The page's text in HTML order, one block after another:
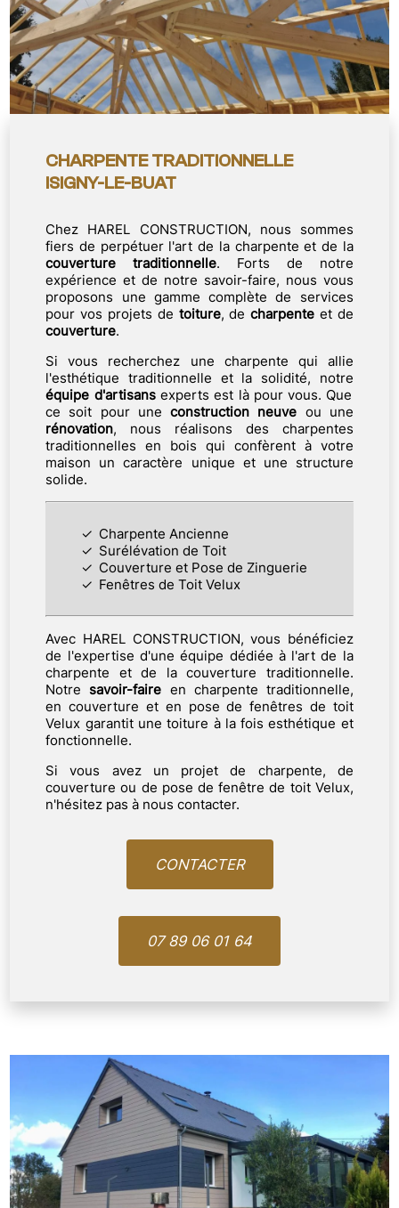
CHARPENTE TRADITIONNELLE
ISIGNY-LE-BUAT
Chez HAREL CONSTRUCTION, nous sommes
fiers de perpétuer l'art de la charpente et de la
couverture
traditionnelle. Forts de notre
expérience et de notre savoir-faire, nous vous
proposons une gamme complète de services
pour vos projets de toiture, decharpente et de
couverture.
Si vous recherchez une charpente qui allie
l'esthétique traditionnelle et la solidité, notre
équipe d'artisansexperts est là pour vous. Que
ce soit pour uneconstruction neuve ou une
rénovation, nous réalisons des charpentes
traditionnelles en bois qui confèrent à votre
maison un caractère unique et une structure
solide.
Charpente Ancienne
Surélévation de Toit
Couverture et Pose de Zinguerie
Fenêtres de Toit Velux
Avec HAREL CONSTRUCTION, vous bénéficiez
de l'expertise d'une équipe dédiée à l'art de la
charpente et de la couverture traditionnelle.
Notresavoir-faire en charpente traditionnelle,
en couverture et en pose de fenêtres de toit
Velux garantit une toiture à la fois esthétique et
fonctionnelle.
Si vous avez un projet de charpente, de
couverture ou de pose de fenêtre de toit Velux,
n'hésitez pas à nous contacter.
CONTACTER
07 89 06 01 64